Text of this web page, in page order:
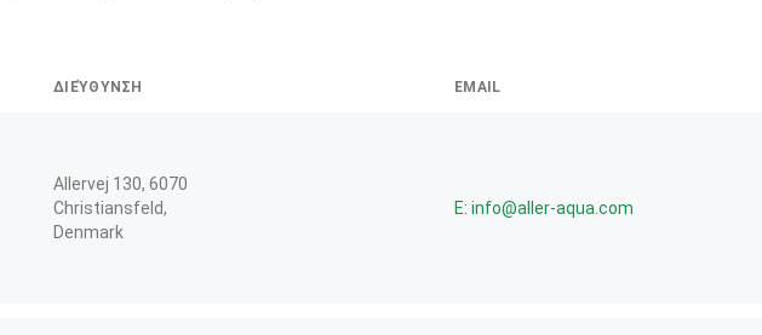
ΔΙΕΎΘΥΝΣΗ EMAIL
Allervej 130, 6070
Christiansfeld,
Denmark
E: info@aller-aqua.com